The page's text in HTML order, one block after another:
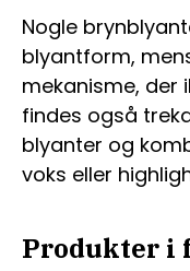
Nogle
blyantform,
mekanisme, der
findes også
blyanter og
voks eller
Produkter i